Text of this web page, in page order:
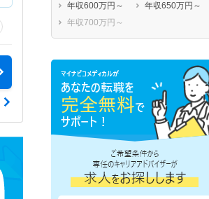
年収600万円～
年収650万円～
年収700万円～